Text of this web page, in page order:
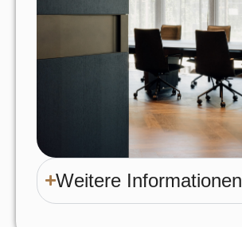
Weitere Informationen